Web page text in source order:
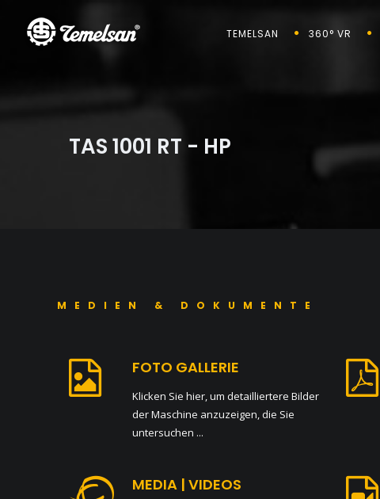
TEMELSAN 360° VR
TAS 1001 RT - HP
MEDIEN & DOKUMENTE
FOTO GALLERIE
Klicken Sie hier, um detailliertere Bilder
der Maschine anzuzeigen, die Sie
untersuchen ...
MEDIA | VIDEOS